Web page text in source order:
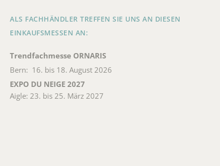
ALS FACHHÄNDLER TREFFEN SIE UNS AN DIESEN
EINKAUFSMESSEN AN:
Trendfachmesse ORNARIS
Bern: 16. bis 18. August 2026
EXPO DU NEIGE 2027
Aigle: 23. bis 25. März 2027